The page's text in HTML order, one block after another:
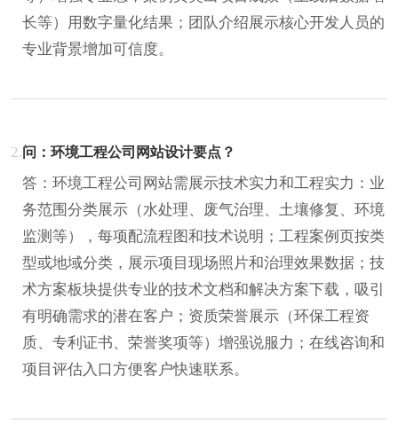
长等）用数字量化结果；团队介绍展示核心开发人员的
专业背景增加可信度。
2.问：环境工程公司网站设计要点？
答：环境工程公司网站需展示技术实力和工程实力：业
务范围分类展示（水处理、废气治理、土壤修复、环境
监测等），每项配流程图和技术说明；工程案例页按类
型或地域分类，展示项目现场照片和治理效果数据；技
术方案板块提供专业的技术文档和解决方案下载，吸引
有明确需求的潜在客户；资质荣誉展示（环保工程资
质、专利证书、荣誉奖项等）增强说服力；在线咨询和
项目评估入口方便客户快速联系。